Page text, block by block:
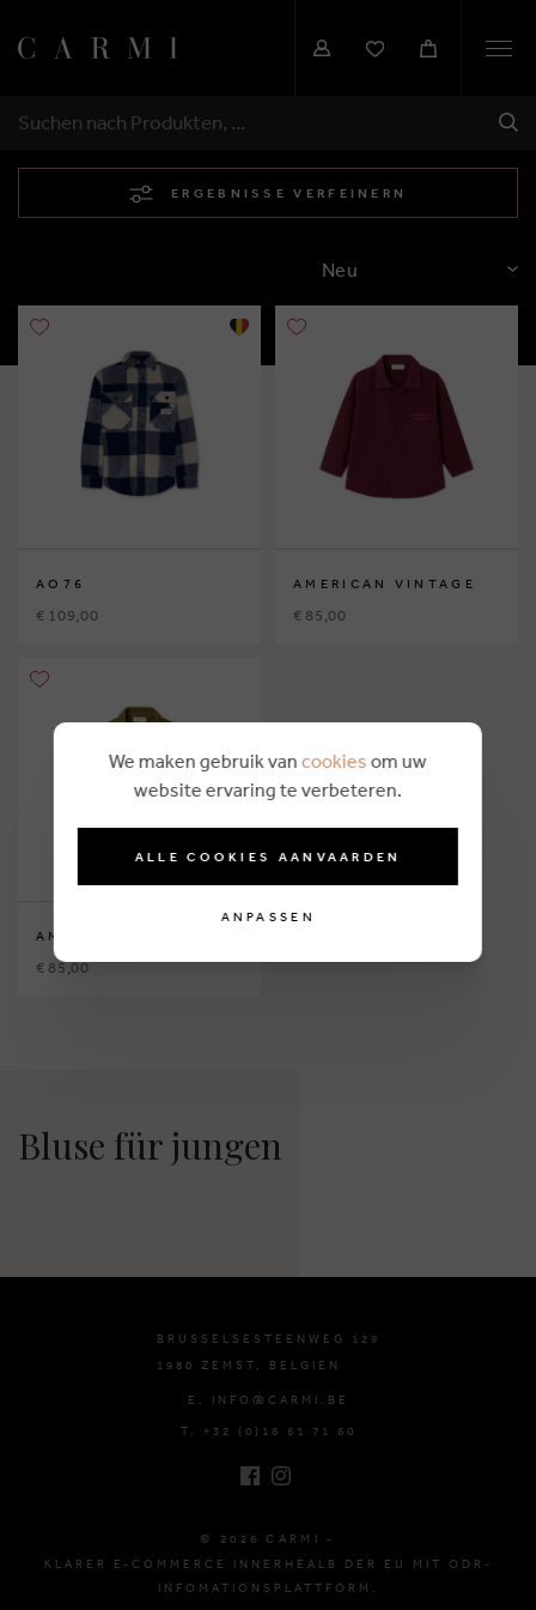
SUCHEN
ERGEBNISSE VERFEINERN
SORTIEREN
AO76
€ 109,00
AMERICAN VINTAGE
€ 85,00
AMERICAN VINTAGE
€ 85,00
Bluse für jungen
BRUSSELSESTEENWEG 129
1980 ZEMST, BELGIEN
E. INFO@CARMI.BE
T. +32 (0)16 61 71 60
© 2026 CARMI -
KLARER E-COMMERCE INNERHEALB DER EU MIT ODR-
INFOMATIONSPLATTFORM.
We maken gebruik van cookies om uw
website ervaring te verbeteren.
ALLE COOKIES AANVAARDEN
ANPASSEN